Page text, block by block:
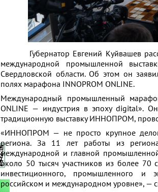
Губернатор Евгений Куйвашев
международной промышленной
Свердловской области. Об этом он
полях марафона INNOPROM ONLINE.
Международный промышленный
ONLINE — индустрия в эпоху digital».
традиционную выставку ИННОПРОМ,
«ИННОПРОМ — не просто крупное
региона. За 11 лет работы из
международной и главной
около 50 тысяч участников из более
инвестиционного, промышленного и
российском и международном уровне», —